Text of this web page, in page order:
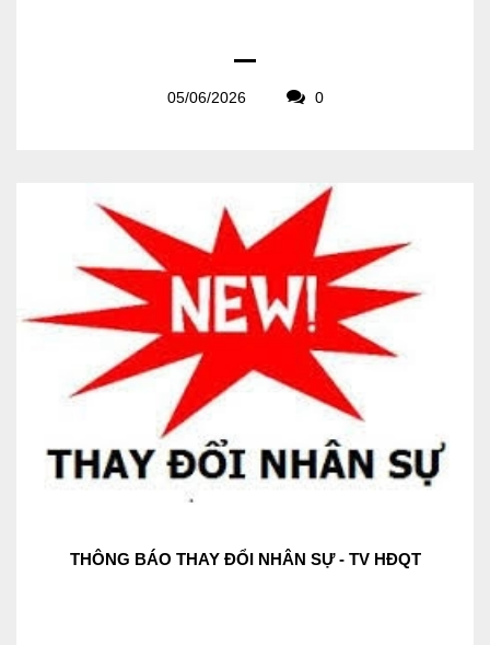
05/06/2026 0
THÔNG BÁO THAY ĐỔI NHÂN SỰ - TV HĐQT